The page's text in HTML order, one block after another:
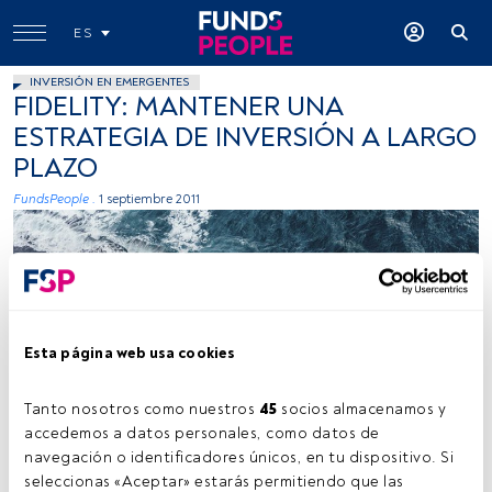
Esta página web usa cookies
Tanto nosotros como nuestros 45 socios almacenamos y
accedemos a datos personales, como datos de
navegación o identificadores únicos, en tu dispositivo. Si
seleccionas «Aceptar» estarás permitiendo que las
ES
INVERSIÓN EN EMERGENTES
FIDELITY: MANTENER UNA
ESTRATEGIA DE INVERSIÓN A LARGO
PLAZO
FundsPeople . 1 septiembre 2011
Tiempo lectura: 1 min.